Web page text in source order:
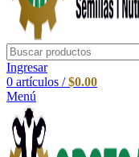
Ingresar
0 artículos / $0.00
Menú